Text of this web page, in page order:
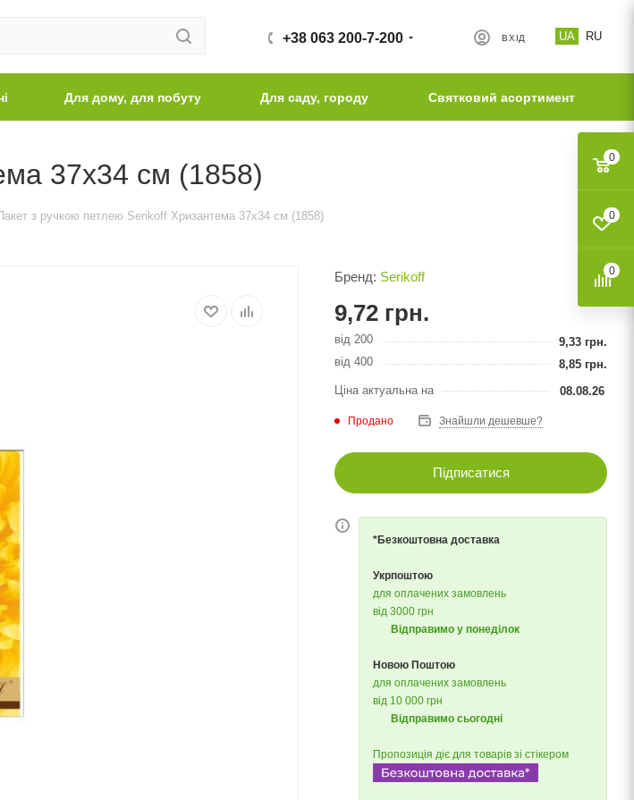
UA RU
ВХІД
+38 063 200-7-200
Для дому, для побуту Для саду, городу Святковий асортимент
37х34 см (1858)
з ручкою петлею Serikoff Хризантема 37х34 см (1858)
Бренд: Serikoff
9,72 грн.
від 200 9,33 грн.
від 400
8,85 грн.
Ціна актуальна на
08.08.26
Продано Знайшли дешевше?
Підписатися
*Безкоштовна доставка
Укрпоштою
для оплачених замовлень
від 3000 грн
Відправимо у понеділок
Новою Поштою
для оплачених замовлень
від 10 000 грн
Відправимо сьогодні
Пропозиція діє для товарів зі стікером
0
0
0